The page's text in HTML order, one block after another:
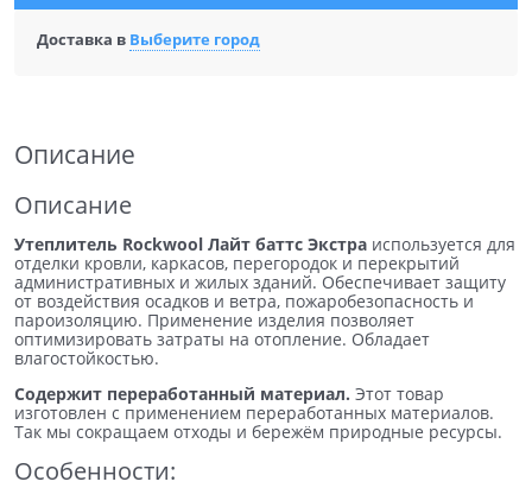
Доставка в Выберите город
Описание
Описание
Утеплитель Rockwool Лайт баттс Экстра используется для
отделки кровли, каркасов, перегородок и перекрытий
административных и жилых зданий. Обеспечивает защиту
от воздействия осадков и ветра, пожаробезопасность и
пароизоляцию. Применение изделия позволяет
оптимизировать затраты на отопление. Обладает
влагостойкостью.
Содержит переработанный материал. Этот товар
изготовлен с применением переработанных материалов.
Так мы сокращаем отходы и бережём природные ресурсы.
Особенности: